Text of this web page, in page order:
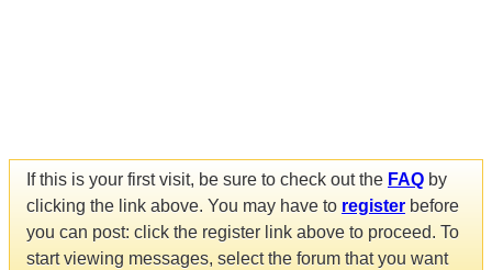
If this is your first visit, be sure to check out the FAQ by
clicking the link above. You may have to register before
you can post: click the register link above to proceed. To
start viewing messages, select the forum that you want